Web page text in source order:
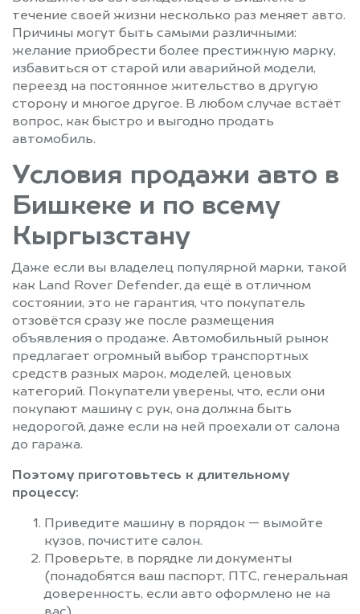
течение своей жизни несколько раз меняет авто.
Причины могут быть самыми различными:
желание приобрести более престижную марку,
избавиться от старой или аварийной модели,
переезд на постоянное жительство в другую
сторону и многое другое. В любом случае встаёт
вопрос, как быстро и выгодно продать
автомобиль.
Условия продажи авто в
Бишкеке и по всему
Кыргызстану
Даже если вы владелец популярной марки, такой
как Land Rover Defender, да ещё в отличном
состоянии, это не гарантия, что покупатель
отзовётся сразу же после размещения
объявления о продаже. Автомобильный рынок
предлагает огромный выбор транспортных
средств разных марок, моделей, ценовых
категорий. Покупатели уверены, что, если они
покупают машину с рук, она должна быть
недорогой, даже если на ней проехали от салона
до гаража.
Поэтому приготовьтесь к длительному
процессу:
Приведите машину в порядок — вымойте
кузов, почистите салон.
Проверьте, в порядке ли документы
(понадобятся ваш паспорт, ПТС, генеральная
доверенность, если авто оформлено не на